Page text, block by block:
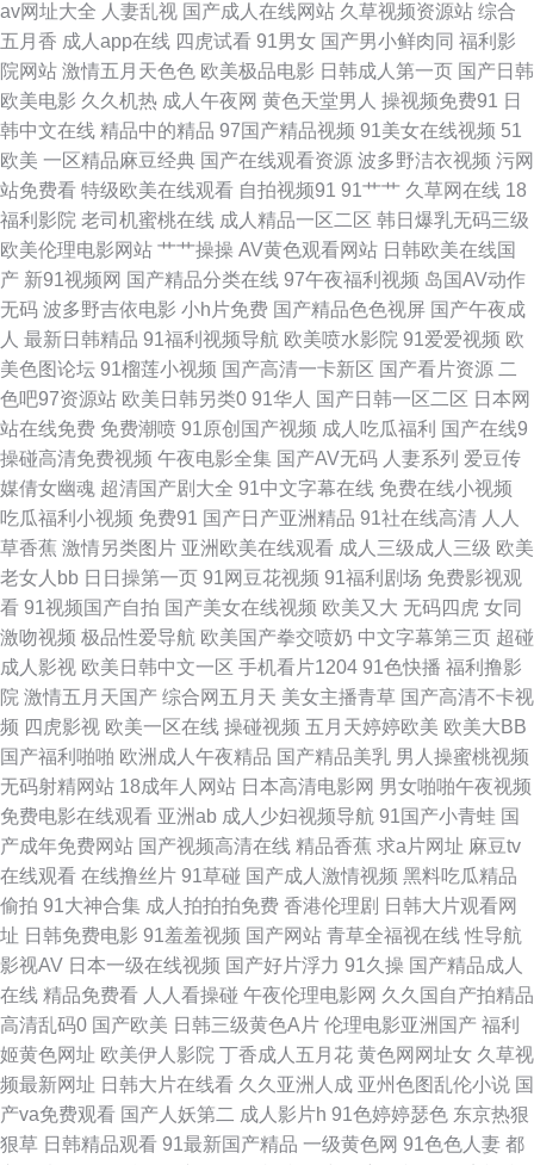
专区 91啪啪 日日干屄网 91综合国产 欧美在线cd人妖视频 97支援总站大香
蕉 亚洲福利视频91 福利社蜜臀 五月天福利導航 www91视频大全 探花唐先
生 欧美亚洲另类专区 91国产丝袜射精 老司伊人 91国产视在线观看 美女喷水
自慰网址 91伦理 久久涩激情 91WWW黄站免费 国产自产23区 91成人一级
片 激情网快播 1024精品免费视频 国产熟女久久精品 91福利视频导航网 老
牛福利导航 91视频网新网站 婷婷蜜桃久久伊人 国产福利白浆AV 香蕉伊人av
国产激情精品在线 自拍av三级网 国产精品久婷 一本道夜夜干 东京热九九精
品 蜜桃视频官网 97在线精品视频 午夜影院伦理 国产精品一区在线懂色 91国
产品精 精品伦A片视频 东京热福利导航 久热这里都是精品19 啊v在线视频 精
品国产成人麻豆 色亚洲色天堂 91看黄淫大片 精品丰满熟妇人妻一区 九一制
作天麻传媒免 91豆花原创 超碰91直播 久久男人网 91视频大全 天堂视频西
区 国产精品欧美性爱 涩情av 欧美91性爱 国产综合欧美日韩一 91传美 阿V视
频免费播放在线 女同网站 午夜在线视频 日日摸夜夜爽 欧美久久频道 成人网
99 91原创视屏 91国产福利在线视频 成人看片1024软件 国内久久精品 91豆
花国产熟女 亚洲瑟热 久久一三一 91秦先生视频在线观看 欧美亚洲麻豆成人
AV人人摸超碰 五月天涩涩 成人影音先锋免费视频 亚洲影音先锋资源 国产精
品国偷在线观看 久久这里只有精品23 91香蕉嫩草 日日射福利导航 肏屄91社
区 午夜福利资源 东京热色ab 一级av91日韩 老司机老湿影院 成人91 91超碰
在线 久操精品视频在线播放 91茄子水蜜桃 欧美极品人兽 AV免费在线观看
蜜桃视频网在线观看 国产第一二三四视频 东方四虎日剧网 91大神爱上黑丝
av网址大全 人妻乱视 国产成人在线网站 久草视频资源站 综合
五月香 成人app在线 四虎试看 91男女 国产男小鲜肉同 福利影
院网站 激情五月天色色 欧美极品电影 日韩成人第一页 国产日韩
欧美电影 久久机热 成人午夜网 黄色天堂男人 操视频免费91 日
韩中文在线 精品中的精品 97国产精品视频 91美女在线视频 51
欧美 一区精品麻豆经典 国产在线观看资源 波多野洁衣视频 污网
站免费看 特级欧美在线观看 自拍视频91 91艹艹 久草网在线 18
福利影院 老司机蜜桃在线 成人精品一区二区 韩日爆乳无码三级
欧美伦理电影网站 艹艹操操 AV黄色观看网站 日韩欧美在线国
产 新91视频网 国产精品分类在线 97午夜福利视频 岛国AV动作
无码 波多野吉依电影 小h片免费 国产精品色色视屏 国产午夜成
人 最新日韩精品 91福利视频导航 欧美喷水影院 91爱爱视频 欧
美色图论坛 91榴莲小视频 国产高清一卡新区 国产看片资源 二
色吧97资源站 欧美日韩另类0 91华人 国产日韩一区二区 日本网
站在线免费 免费潮喷 91原创国产视频 成人吃瓜福利 国产在线9
操碰高清免费视频 午夜电影全集 国产AV无码 人妻系列 爱豆传
媒倩女幽魂 超清国产剧大全 91中文字幕在线 免费在线小视频
吃瓜福利小视频 免费91 国产日产亚洲精品 91社在线高清 人人
草香蕉 激情另类图片 亚洲欧美在线观看 成人三级成人三级 欧美
老女人bb 日日操第一页 91网豆花视频 91福利剧场 免费影视观
看 91视频国产自拍 国产美女在线视频 欧美又大 无码四虎 女同
激吻视频 极品性爱导航 欧美国产拳交喷奶 中文字幕第三页 超碰
成人影视 欧美日韩中文一区 手机看片1204 91色快播 福利撸影
院 激情五月天国产 综合网五月天 美女主播青草 国产高清不卡视
频 四虎影视 欧美一区在线 操碰视频 五月天婷婷欧美 欧美大BB
国产福利啪啪 欧洲成人午夜精品 国产精品美乳 男人操蜜桃视频
无码射精网站 18成年人网站 日本高清电影网 男女啪啪午夜视频
免费电影在线观看 亚洲ab 成人少妇视频导航 91国产小青蛙 国
产成年免费网站 国产视频高清在线 精品香蕉 求a片网址 麻豆tv
在线观看 在线撸丝片 91草碰 国产成人激情视频 黑料吃瓜精品
偷拍 91大神合集 成人拍拍拍免费 香港伦理剧 日韩大片观看网
址 日韩免费电影 91羞羞视频 国产网站 青草全福视在线 性导航
影视AV 日本一级在线视频 国产好片浮力 91久操 国产精品成人
在线 精品免费看 人人看操碰 午夜伦理电影网 久久国自产拍精品
高清乱码0 国产欧美 日韩三级黄色A片 伦理电影亚洲国产 福利
姬黄色网址 欧美伊人影院 丁香成人五月花 黄色网网址女 久草视
频最新网址 日韩大片在线看 久久亚洲人成 亚州色图乱伦小说 国
产va免费观看 国产人妖第二 成人影片h 91色婷婷瑟色 东京热狠
狠草 日韩精品观看 91最新国产精品 一级黄色网 91色色人妻 都